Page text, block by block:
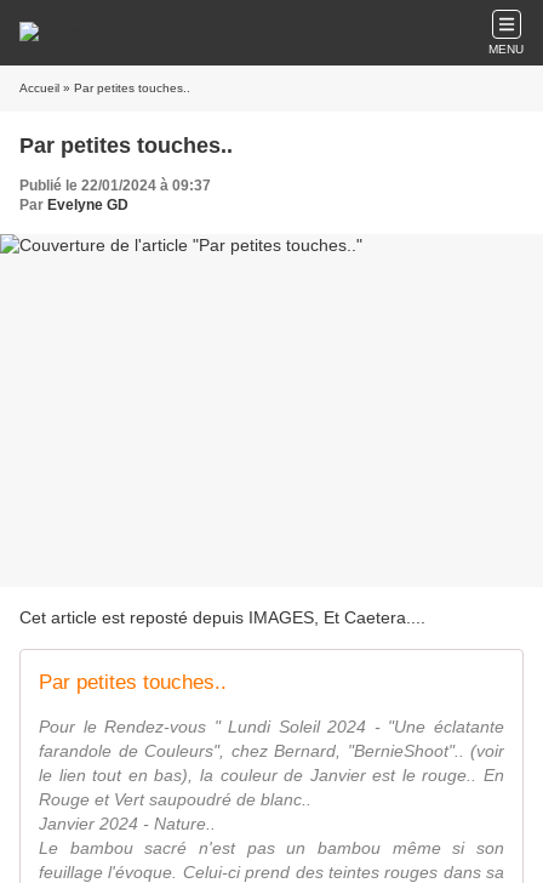
MENU
Accueil » Par petites touches..
Par petites touches..
Publié le 22/01/2024 à 09:37
Par Evelyne GD
Cet article est reposté depuis IMAGES, Et Caetera...
Par petites touches..
Pour le Rendez-vous " Lundi Soleil 2024 - "Une éclatante
farandole de Couleurs", chez Bernard, "BernieShoot".. (voir
le lien tout en bas), la couleur de Janvier est le rouge.. En
Rouge et Vert saupoudré de blanc..
Janvier 2024 - Nature..
Le bambou sacré n'est pas un bambou même si son
feuillage l'évoque. Celui-ci prend des teintes rouges dans sa